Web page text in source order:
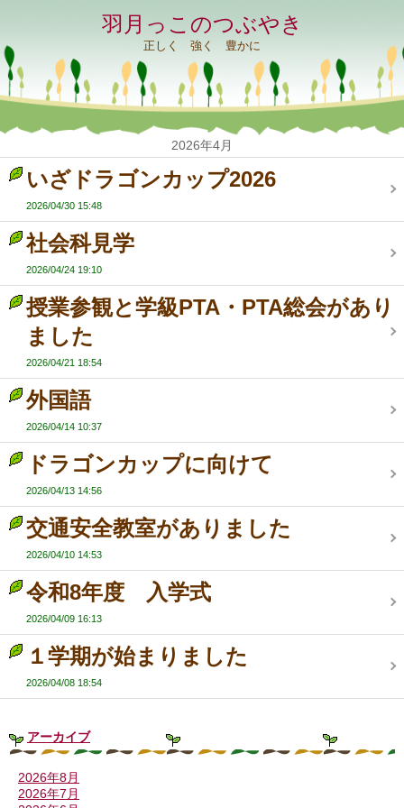
羽月っこのつぶやき
正しく 強く 豊かに
2026年4月
いざドラゴンカップ2026
2026/04/30 15:48
社会科見学
2026/04/24 19:10
授業参観と学級PTA・PTA総会があり
ました
2026/04/21 18:54
外国語
2026/04/14 10:37
ドラゴンカップに向けて
2026/04/13 14:56
交通安全教室がありました
2026/04/10 14:53
令和8年度 入学式
2026/04/09 16:13
１学期が始まりました
2026/04/08 18:54
アーカイブ
2026年8月
2026年7月